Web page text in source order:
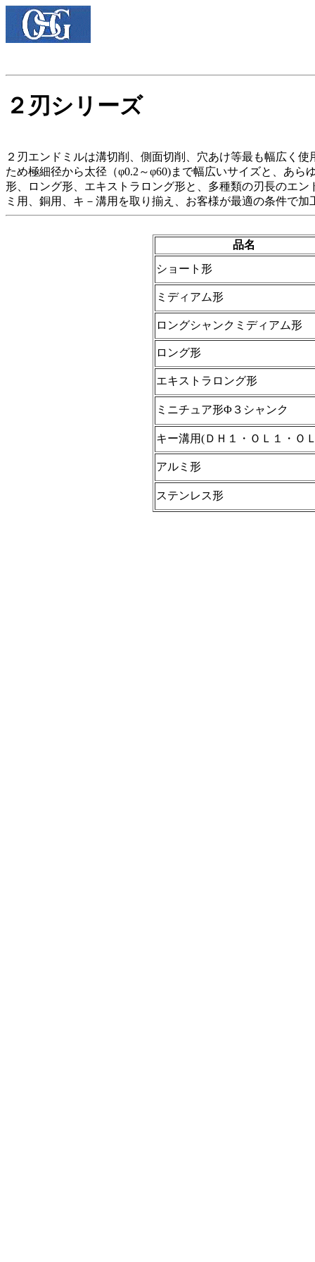
２刃シリーズ
２刃エンドミルは溝切削、側面切削、穴あけ等最も幅広く
ため極細径から太径（φ0.2～φ60)まで幅広いサイズと、あ
形、ロング形、エキストラロング形と、多種類の刃長のエ
ミ用、銅用、キ－溝用を取り揃え、お客様が最適の条件で
品名
ショート形
ミディアム形
ロングシャンクミディアム形
ロング形
エキストラロング形
ミニチュア形Φ３シャンク
キー溝用(ＤＨ１・ＯＬ１・Ｏ
アルミ形
ステンレス形